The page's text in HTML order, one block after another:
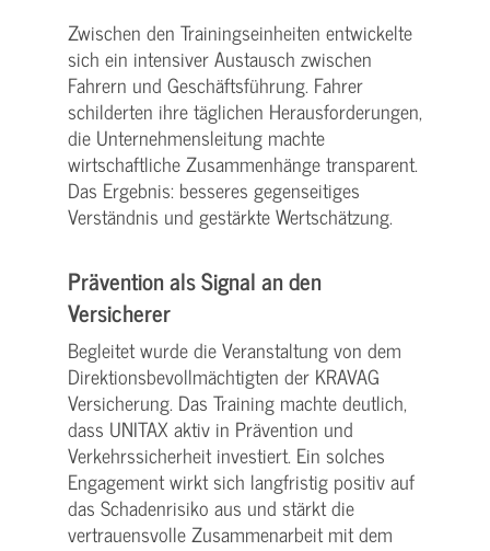
Zwischen den Trainingseinheiten entwickelte
sich ein intensiver Austausch zwischen
Fahrern und Geschäftsführung. Fahrer
schilderten ihre täglichen Herausforderungen,
die Unternehmensleitung machte
wirtschaftliche Zusammenhänge transparent.
Das Ergebnis: besseres gegenseitiges
Verständnis und gestärkte Wertschätzung.
Prävention als Signal an den
Versicherer
Begleitet wurde die Veranstaltung von dem
Direktionsbevollmächtigten der KRAVAG
Versicherung. Das Training machte deutlich,
dass UNITAX aktiv in Prävention und
Verkehrssicherheit investiert. Ein solches
Engagement wirkt sich langfristig positiv auf
das Schadenrisiko aus und stärkt die
vertrauensvolle Zusammenarbeit mit dem